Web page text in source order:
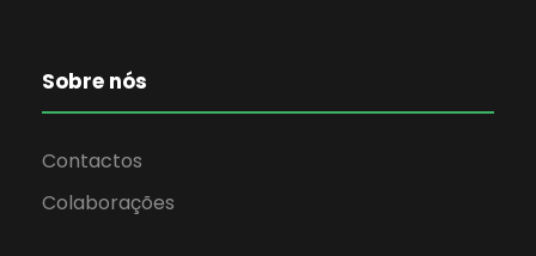
Sobre nós
Contactos
Colaborações